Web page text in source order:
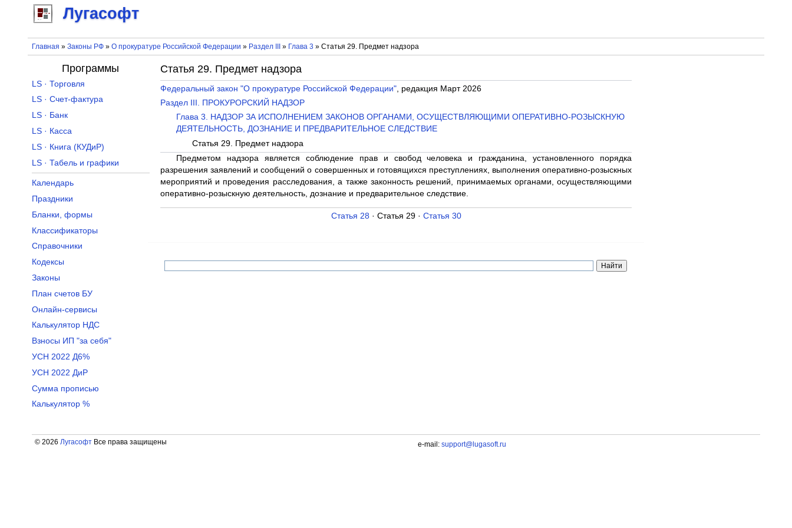
Лугасофт
Главная » Законы РФ» О прокуратуре Российской Федерации » Раздел III » Глава 3 » Статья 29. Предмет надзора
Статья 29. Предмет надзора
Федеральный закон "О прокуратуре Российской Федерации", редакция Март 2026
Раздел III. ПРОКУРОРСКИЙ НАДЗОР
Глава 3. НАДЗОР ЗА ИСПОЛНЕНИЕМ ЗАКОНОВ ОРГАНАМИ, ОСУЩЕСТВЛЯЮЩИМИ ОПЕРАТИВНО-РОЗЫСКНУЮ
ДЕЯТЕЛЬНОСТЬ, ДОЗНАНИЕ И ПРЕДВАРИТЕЛЬНОЕ СЛЕДСТВИЕ
Статья 29. Предмет надзора
Предметом надзора является соблюдение прав и свобод человека и гражданина, установленного порядка
разрешения заявлений и сообщений о совершенных и готовящихся преступлениях, выполнения оперативно-розыскных
мероприятий и проведения расследования, а также законность решений, принимаемых органами, осуществляющими
оперативно-розыскную деятельность, дознание и предварительное следствие.
Статья 28 · Статья 29 · Статья 30
Программы
LS · Торговля
LS · Счет-фактура
LS · Банк
LS · Касса
LS · Книга (КУДиР)
LS · Табель и графики
Календарь
Праздники
Бланки, формы
Классификаторы
Справочники
Кодексы
Законы
План счетов БУ
Онлайн-сервисы
Калькулятор НДС
Взносы ИП "за себя"
УСН 2022 Д6%
УСН 2022 ДиР
Сумма прописью
Калькулятор %
© 2026 ЛугасофтВсе права защищены e-mail: support@lugasoft.ru